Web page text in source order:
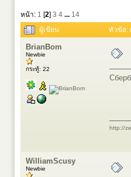
หน้า: 1 [2] 3 4 ... 14
ผู้เขียน
หัวข้อ:
BrianBom
Newbie
กระทู้: 22
http://
WilliamScusy
Newbie